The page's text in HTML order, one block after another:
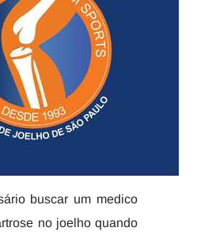
buscar um medico
no joelho quando